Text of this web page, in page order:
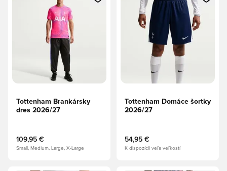
Tottenham Brankársky
dres 2026/27
109,95 €
Small, Medium, Large, X-Large
Tottenham Domáce šortky
2026/27
54,95 €
K dispozícii veľa veľkostí